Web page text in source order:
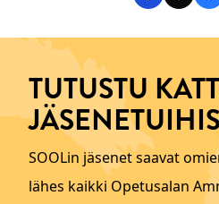
TUTUSTU
SOOLin jäsenet saavat
lähes kaikki Opetusalan